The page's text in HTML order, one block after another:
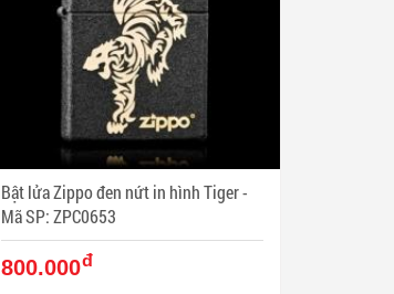
Bật lửa Zippo đen nứt in hình Tiger -
Mã SP: ZPC0653
800.000đ